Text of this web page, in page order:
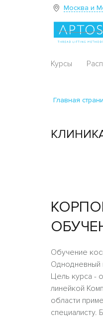
Курсы
Главная
Обучение
Однодневный
Цель курса -
линейкой
области
специалисту.